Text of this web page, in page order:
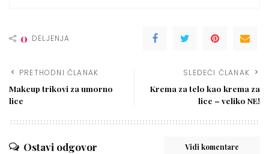
0 DELJENJA
PRETHODNI ČLANAK
Makeup trikovi za umorno
lice
SLEDEĆI ČLANAK
Krema za telo kao krema za
lice – veliko NE!
Ostavi odgovor Vidi komentare